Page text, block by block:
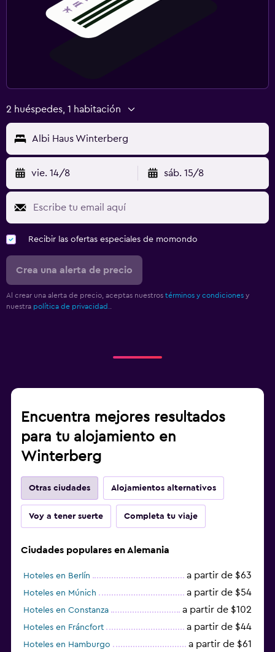
2 huéspedes, 1 habitación
Albi Haus Winterberg
vie. 14/8 sáb. 15/8
Recibir las ofertas especiales de momondo
Crea una alerta de precio
Al crear una alerta de precio, aceptas nuestros términos y condiciones y
nuestra política de privacidad.
Encuentra mejores resultados
para tu alojamiento en
Winterberg
Otras ciudades Alojamientos alternativos
Voy a tener suerte Completa tu viaje
Ciudades populares en Alemania
Hoteles en Berlín a partir de $63
Hoteles en Múnich a partir de $54
Hoteles en Constanza a partir de $102
Hoteles en Fráncfort a partir de $44
Hoteles en Hamburgo a partir de $61